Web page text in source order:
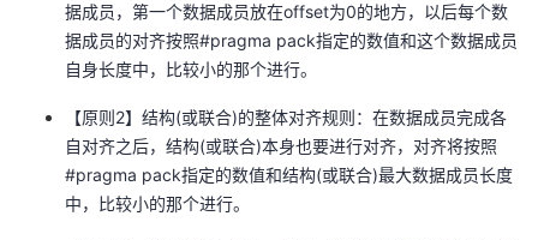
据成员，第一个数据成员放在offset为0的地方，以后每个数
据成员的对齐按照#pragma pack指定的数值和这个数据成员
自身长度中，比较小的那个进行。
【原则2】结构(或联合)的整体对齐规则：在数据成员完成各
自对齐之后，结构(或联合)本身也要进行对齐，对齐将按照
#pragma pack指定的数值和结构(或联合)最大数据成员长度
中，比较小的那个进行。